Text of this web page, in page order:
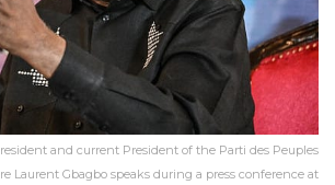
and current President of the Parti des Peuples
Laurent Gbagbo speaks during a press conference at